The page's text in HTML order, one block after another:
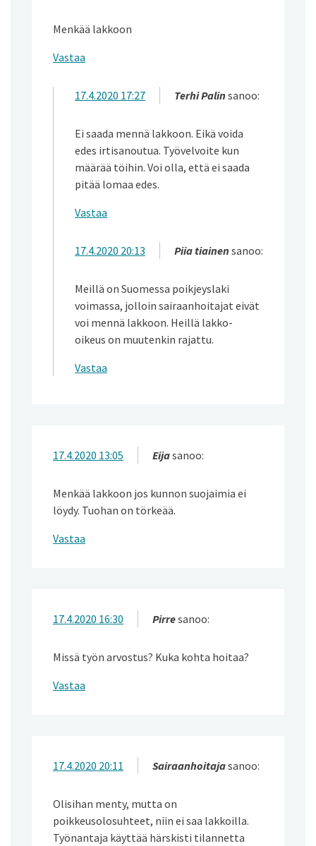
Menkää lakkoon
Vastaa
Terhi Palin sanoo:
17.4.2020 17:27
Ei saada mennä lakkoon. Eikä voida
edes irtisanoutua. Työvelvoite kun
määrää töihin. Voi olla, että ei saada
pitää lomaa edes.
Vastaa
Piia tiainen sanoo:
17.4.2020 20:13
Meillä on Suomessa poikjeyslaki
voimassa, jolloin sairaanhoitajat eivät
voi mennä lakkoon. Heillä lakko-
oikeus on muutenkin rajattu.
Vastaa
Eijasanoo:
17.4.2020 13:05
Menkää lakkoon jos kunnon suojaimia ei
löydy. Tuohan on törkeää.
Vastaa
Pirresanoo:
17.4.2020 16:30
Missä työn arvostus? Kuka kohta hoitaa?
Vastaa
Sairaanhoitajasanoo:
17.4.2020 20:11
Olisihan menty, mutta on
poikkeusolosuhteet, niin ei saa lakkoilla.
Työnantaja käyttää härskisti tilannetta